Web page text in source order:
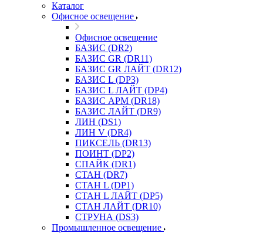
Каталог
Офисное освещение
Офисное освещение
БАЗИС (DR2)
БАЗИС GR (DR11)
БАЗИС GR ЛАЙТ (DR12)
БАЗИС L (DP3)
БАЗИС L ЛАЙТ (DP4)
БАЗИС АРМ (DR18)
БАЗИС ЛАЙТ (DR9)
ЛИН (DS1)
ЛИН V (DR4)
ПИКСЕЛЬ (DR13)
ПОИНТ (DP2)
СПАЙК (DR1)
СТАН (DR7)
СТАН L (DP1)
СТАН L ЛАЙТ (DP5)
СТАН ЛАЙТ (DR10)
СТРУНА (DS3)
Промышленное освещение